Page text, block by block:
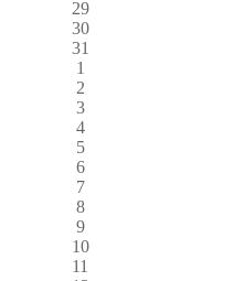
29
30
31
1
2
3
4
5
6
7
8
9
10
11